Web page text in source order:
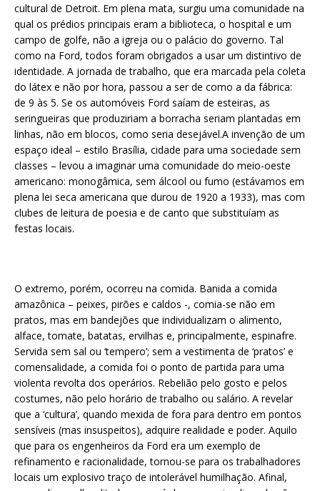
cultural de Detroit. Em plena mata, surgiu uma comunidade na
qual os prédios principais eram a biblioteca, o hospital e um
campo de golfe, não a igreja ou o palácio do governo. Tal
como na Ford, todos foram obrigados a usar um distintivo de
identidade. A jornada de trabalho, que era marcada pela coleta
do látex e não por hora, passou a ser de como a da fábrica:
de 9 às 5. Se os automóveis Ford saíam de esteiras, as
seringueiras que produziriam a borracha seriam plantadas em
linhas, não em blocos, como seria desejável.A invenção de um
espaço ideal – estilo Brasília, cidade para uma sociedade sem
classes – levou a imaginar uma comunidade do meio-oeste
americano: monogâmica, sem álcool ou fumo (estávamos em
plena lei seca americana que durou de 1920 a 1933), mas com
clubes de leitura de poesia e de canto que substituíam as
festas locais.
O extremo, porém, ocorreu na comida. Banida a comida
amazônica – peixes, pirões e caldos -, comia-se não em
pratos, mas em bandejões que individualizam o alimento,
alface, tomate, batatas, ervilhas e, principalmente, espinafre.
Servida sem sal ou ‘tempero’; sem a vestimenta de ‘pratos’ e
comensalidade, a comida foi o ponto de partida para uma
violenta revolta dos operários. Rebelião pelo gosto e pelos
costumes, não pelo horário de trabalho ou salário. A revelar
que a ‘cultura’, quando mexida de fora para dentro em pontos
sensíveis (mas insuspeitos), adquire realidade e poder. Aquilo
que para os engenheiros da Ford era um exemplo de
refinamento e racionalidade, tornou-se para os trabalhadores
locais um explosivo traço de intolerável humilhação. Afinal,